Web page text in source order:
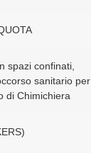
spazi confinati,
sanitario per
di Chimichiera